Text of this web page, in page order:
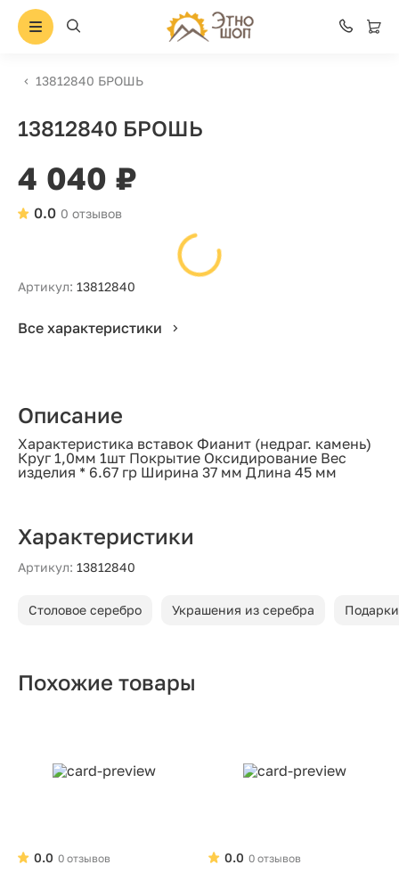
13812840 БРОШЬ
13812840 БРОШЬ
4 040 ₽
0 отзывов
0.0
Артикул: 13812840
Все характеристики
Описание
Характеристика вставок Фианит (недраг. камень)
Круг 1,0мм 1шт Покрытие Оксидирование Вес
изделия * 6.67 гр Ширина 37 мм Длина 45 мм
Характеристики
Артикул: 13812840
Столовое серебро Украшения из серебра
Похожие товары
0 отзывов
0.0
0 отзывов
0.0